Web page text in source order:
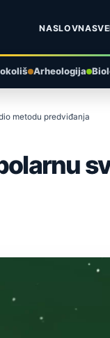
NASLOVNA
Arheologija
metodu predviđanja